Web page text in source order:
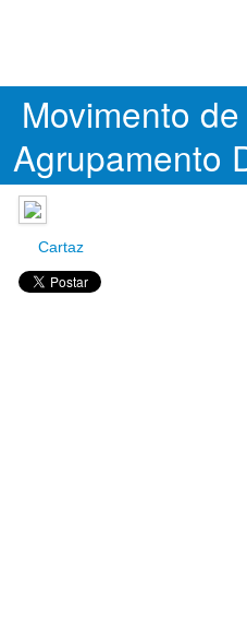
Movimento
Agrupamento
Cartaz